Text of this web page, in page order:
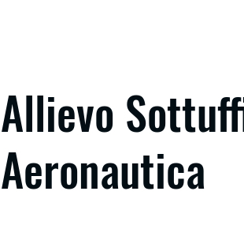
Allievo
Aeronautica